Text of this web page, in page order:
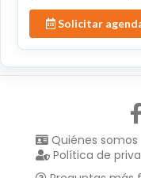
Solicitar
Quiénes somos
Política de